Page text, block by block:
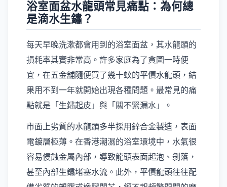
浴室面盆水龍頭常見痛點：為何總
是滴水生鏽？
每天早晚洗漱都會用到的浴室面盆，其水龍頭的
損耗率其實非常高。許多家庭為了貪圖一時便
宜，在五金舖隨便買了幾十蚊的平價水龍頭，結
果用不到一年就開始出現各種問題。最常見的痛
點就是「生鏽起皮」與「關不緊漏水」。
市面上劣質的水龍頭多半採用鋅合金製造，表面
電鍍層極薄。在香港潮濕的浴室環境中，水氣很
容易侵蝕金屬內部，導致龍頭表面起泡、剝落，
甚至內部生鏽堵塞水流。此外，平價龍頭往往配